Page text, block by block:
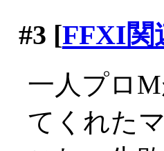
#3 [FFXI関
一人プロ
てくれた